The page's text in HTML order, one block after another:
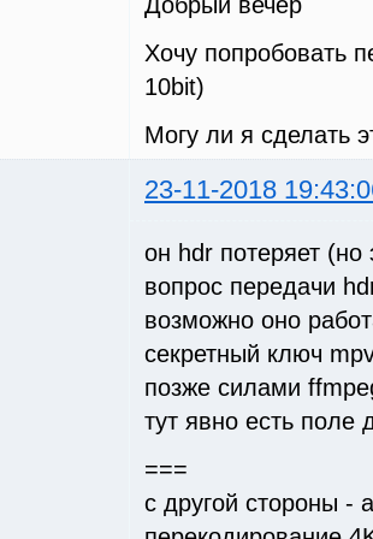
Хочу попробовать
10bit)
Могу ли я сделать
23-11-2018
он hdr потеряет (но
вопрос передачи
возможно оно
секретный ключ
позже силами
тут явно есть
===
с другой стороны -